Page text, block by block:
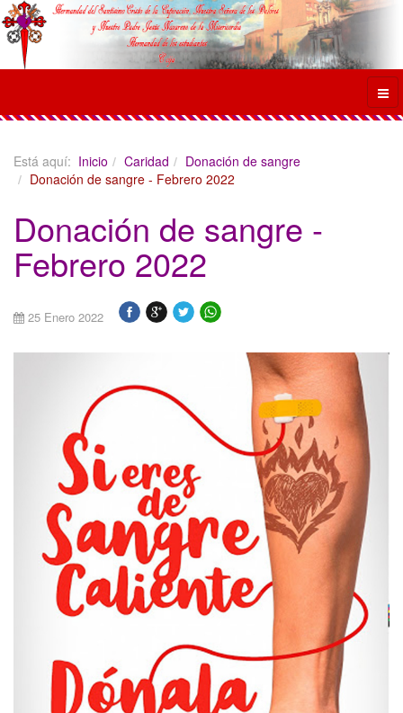
Está aquí: Inicio Caridad
Donación de sangre
Donación de sangre - Febrero 2022
Donación de sangre -
Febrero 2022
25 Enero 2022